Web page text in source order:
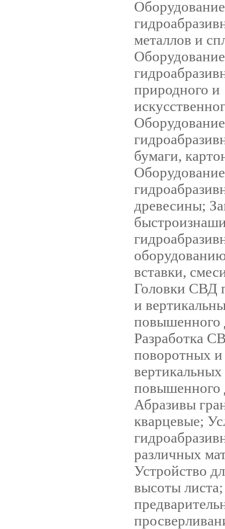
Оборудование
металлов и
Оборудование
природного и
Оборудование
бумаги,
Оборудование
древесины;
вставки,
Головки СВД
и
повышенного
Разработка
поворотных и
вертикальных
повышенного
Абразивы
кварцевые;
различных
Устройство
высоты